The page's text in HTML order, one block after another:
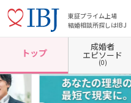
東証プライム上場
結婚相談所探しはIBJ
ホーム 石川県の結婚相談所 石川県金沢
トップ
成婚者
エピソード
(0)